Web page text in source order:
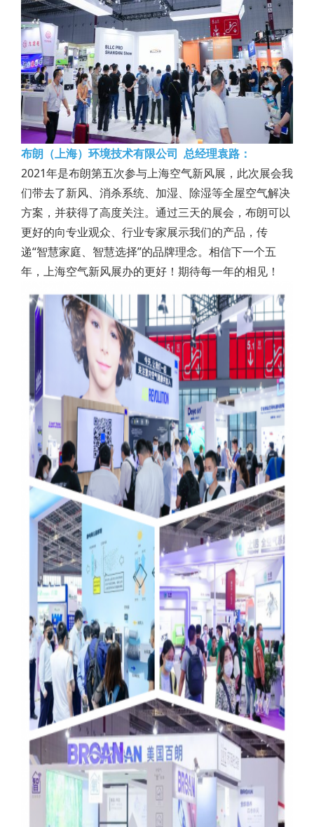
布朗（上海）环境技术有限公司 总经理袁路：
2021年是布朗第五次参与上海空气新风展，此次展会我
们带去了新风、消杀系统、加湿、除湿等全屋空气解决
方案，并获得了高度关注。通过三天的展会，布朗可以
更好的向专业观众、行业专家展示我们的产品，传
递“智慧家庭、智慧选择”的品牌理念。相信下一个五
年，上海空气新风展办的更好！期待每一年的相见！